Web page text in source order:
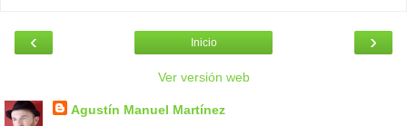
‹ ›
Inicio
Ver versión web
Agustín Manuel Martínez